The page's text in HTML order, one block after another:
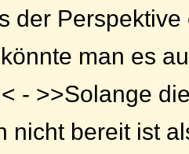
der
man es
- >>Solange
nicht bereit ist